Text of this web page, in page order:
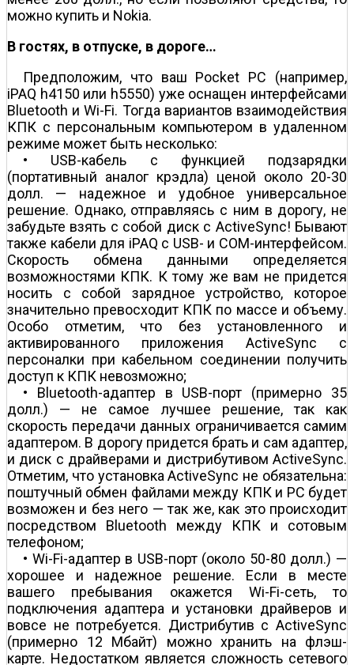
можно купить и Nokia.
В гостях, в отпуске, в дороге…
Предположим, что ваш Pocket PC (например,
iPAQ h4150 или h5550) уже оснащен интерфейсами
Bluetooth и Wi-Fi. Тогда вариантов взаимодействия
КПК с персональным компьютером в удаленном
режиме может быть несколько:
• USB-кабель с функцией подзарядки
(портативный аналог крэдла) ценой около 20-30
долл. — надежное и удобное универсальное
решение. Однако, отправляясь с ним в дорогу, не
забудьте взять с собой диск с ActiveSync! Бывают
также кабели для iPAQ с USB- и COM-интерфейсом.
Скорость обмена данными определяется
возможностями КПК. К тому же вам не придется
носить с собой зарядное устройство, которое
значительно превосходит КПК по массе и объему.
Особо отметим, что без установленного и
активированного приложения ActiveSync с
персоналки при кабельном соединении получить
доступ к КПК невозможно;
• Bluetooth-адаптер в USB-порт (примерно 35
долл.) — не самое лучшее решение, так как
скорость передачи данных ограничивается самим
адаптером. В дорогу придется брать и сам адаптер,
и диск с драйверами и дистрибутивом ActiveSync.
Отметим, что установка ActiveSync не обязательна:
поштучный обмен файлами между КПК и PC будет
возможен и без него — так же, как это происходит
посредством Bluetooth между КПК и сотовым
телефоном;
• Wi-Fi-адаптер в USB-порт (около 50-80 долл.) —
хорошее и надежное решение. Если в месте
вашего пребывания окажется Wi-Fi-сеть, то
подключения адаптера и установки драйверов и
вовсе не потребуется. Дистрибутив с ActiveSync
(примерно 12 Мбайт) можно хранить на флэш-
карте. Недостатком является сложность сетевого